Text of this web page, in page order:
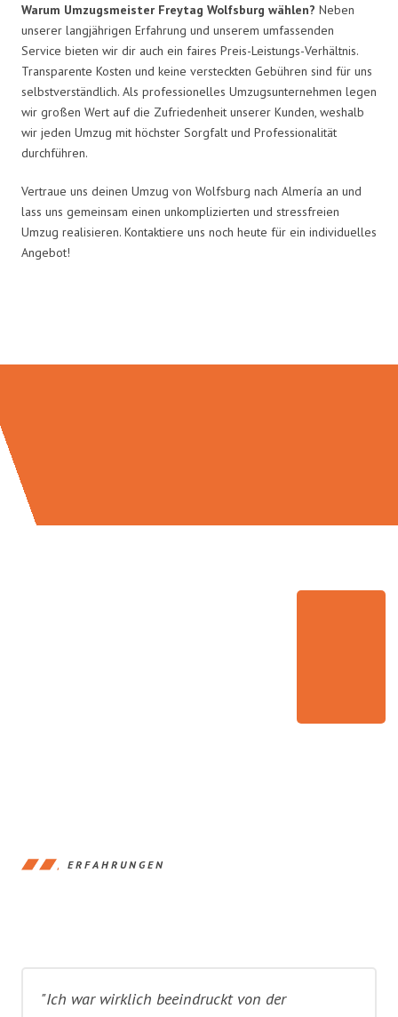
Warum Umzugsmeister Freytag Wolfsburg wählen? Neben
unserer langjährigen Erfahrung und unserem umfassenden
Service bieten wir dir auch ein faires Preis-Leistungs-Verhältnis.
Transparente Kosten und keine versteckten Gebühren sind für uns
selbstverständlich. Als professionelles Umzugsunternehmen legen
wir großen Wert auf die Zufriedenheit unserer Kunden, weshalb
wir jeden Umzug mit höchster Sorgfalt und Professionalität
durchführen.
Vertraue uns deinen Umzug von Wolfsburg nach Almería an und
lass uns gemeinsam einen unkomplizierten und stressfreien
Umzug realisieren. Kontaktiere uns noch heute für ein individuelles
Angebot!
ERFAHRUNGEN
"Ich war wirklich beeindruckt von der